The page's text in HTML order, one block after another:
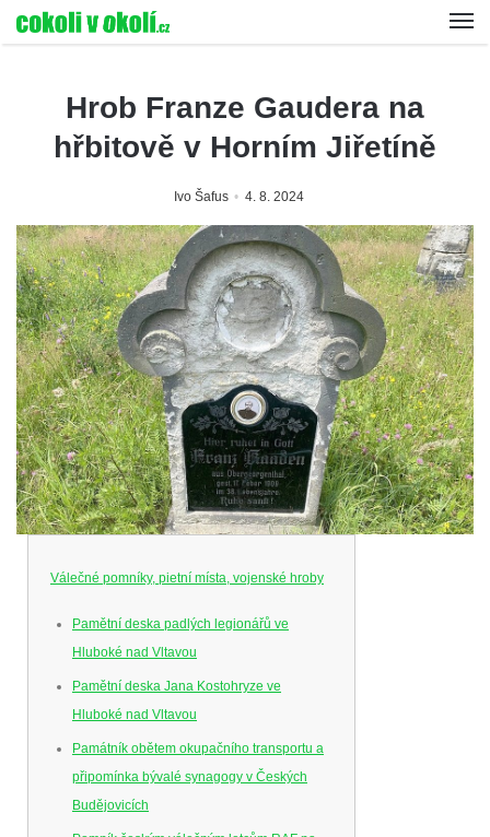
Hrob Franze Gaudera na
hřbitově v Horním Jiřetíně
Ivo Šafus 4. 8. 2024
Válečné pomníky, pietní místa, vojenské hroby
Pamětní deska padlých legionářů ve
Hluboké nad Vltavou
Pamětní deska Jana Kostohryze ve
Hluboké nad Vltavou
Památník obětem okupačního transportu a
připomínka bývalé synagogy v Českých
Budějovicích